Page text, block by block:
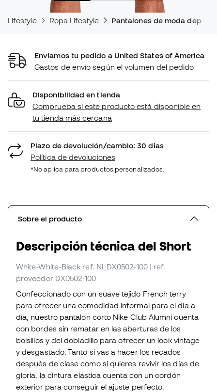
Lifestyle Ropa Lifestyle Pantalones de moda
Enviamos tu pedido a United States of America
Gastos de envío según el volumen del pedido
Disponibilidad en tienda
Comprueba si este producto está disponible en
tu tienda más cercana
Plazo de devolución/cambio: 30 días
Política de devoluciones
*No aplica para productos personalizados.
Sobre el producto
Descripción técnica del Short
White-White-Black ref. NI_DX0502-100 | ref.
proveedor DX0502-100
Confeccionado con un suave tejido French terry
para ofrecer una comodidad informal para el día a
día, nuestro pantalón corto Nike Club Alumni cuenta
con bordes sin rematar en las aberturas de los
bolsillos y del dobladillo para ofrecer un look vintage
y desgastado. Tanto si vas a hacer los recados
después de clase como si quieres revivir los días de
gloria, la cintura elástica cuenta con un cordón
exterior para conseguir el ajuste perfecto.